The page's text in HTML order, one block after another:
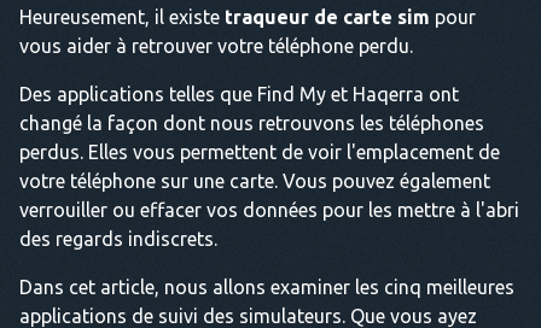
Heureusement, il existe traqueur de carte sim pour
vous aider à retrouver votre téléphone perdu.
Des applications telles que Find My et Haqerra ont
changé la façon dont nous retrouvons les téléphones
perdus. Elles vous permettent de voir l'emplacement de
votre téléphone sur une carte. Vous pouvez également
verrouiller ou effacer vos données pour les mettre à l'abri
des regards indiscrets.
Dans cet article, nous allons examiner les cinq meilleures
applications de suivi des simulateurs. Que vous ayez